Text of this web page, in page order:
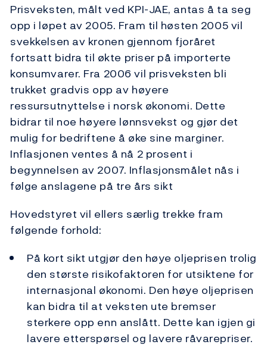
Prisveksten, målt ved KPI-JAE, antas å ta seg
opp i løpet av 2005. Fram til høsten 2005 vil
svekkelsen av kronen gjennom fjoråret
fortsatt bidra til økte priser på importerte
konsumvarer. Fra 2006 vil prisveksten bli
trukket gradvis opp av høyere
ressursutnyttelse i norsk økonomi. Dette
bidrar til noe høyere lønnsvekst og gjør det
mulig for bedriftene å øke sine marginer.
Inflasjonen ventes å nå 2 prosent i
begynnelsen av 2007. Inflasjonsmålet nås i
følge anslagene på tre års sikt
Hovedstyret vil ellers særlig trekke fram
følgende forhold:
På kort sikt utgjør den høye oljeprisen trolig
den største risikofaktoren for utsiktene for
internasjonal økonomi. Den høye oljeprisen
kan bidra til at veksten ute bremser
sterkere opp enn anslått. Dette kan igjen gi
lavere etterspørsel og lavere råvarepriser.